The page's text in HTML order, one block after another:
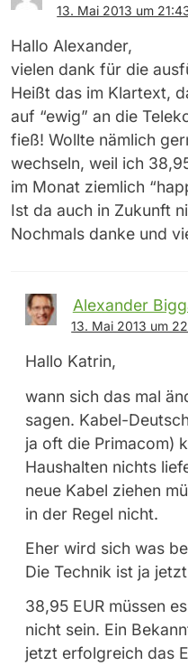
13. Mai 2013 um
Hallo Alexander,
vielen dank für die
Heißt das im Klartext,
auf “ewig” an die
fieß! Wollte nämlich
wechseln, weil ich
im Monat ziemlich
Ist da auch in Zukunft
Nochmals danke und
Alexander
13. Mai 2013 um
Hallo Katrin,
wann sich das mal
sagen. Kabel-
ja oft die Primacom)
Haushalten nichts
neue Kabel ziehen
in der Regel nicht.
Eher wird sich was
Die Technik ist ja
38,95 EUR müssen
nicht sein. Ein
jetzt erfolgreich das